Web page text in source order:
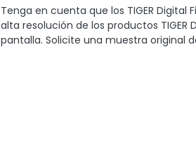
Tenga en cuenta que los TIGER
alta resolución de los productos
pantalla. Solicite una muestra original